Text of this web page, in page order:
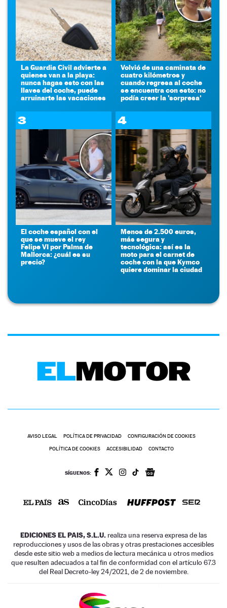
La Guardia Civil advierte a
quienes van a la playa:
nunca hagas esto con las
llaves del coche, puede
arruinarte las vacaciones
Volvió de una caminata de
cuatro kilómetros y
cuando regresa al coche
se encuentra con esto: no
podía creer la 'sorpresa'
3
El coche español con el
que se mueve el rey
Felipe VI por Palma de
Mallorca: ¿cuál es su
precio?
4
Menos de 2.500 euros,
más segura y
tecnológica: así es la
moto para el carnet de
coche con la que Kymco
quiere dominar la ciudad
AVISO LEGAL POLÍTICA DE PRIVACIDAD CONFIGURACIÓN DE COOKIES
POLÍTICA DE COOKIES ACCESIBILIDAD CONTACTO
SÍGUENOS:
EDICIONES EL PAIS, S.L.U. realiza una reserva expresa de las
reproducciones y usos de las obras y otras prestaciones accesibles
desde este sitio web a medios de lectura mecánica u otros medios
que resulten adecuados a tal fin de conformidad con el artículo 67.3
del Real Decreto-ley 24/2021, de 2 de noviembre.